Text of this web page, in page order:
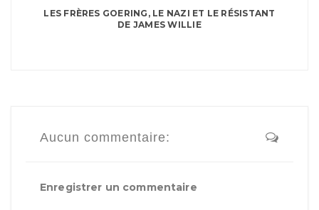
LES FRÈRES GOERING, LE NAZI ET LE RÉSISTANT
DE JAMES WILLIE
Aucun commentaire:
Enregistrer un commentaire